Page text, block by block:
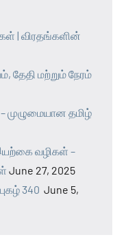
| விரதங்களின்
தேதி மற்றும் நேரம்
முழுமையான தமிழ்
வழிகள் –
June 27, 2025
340 June 5,